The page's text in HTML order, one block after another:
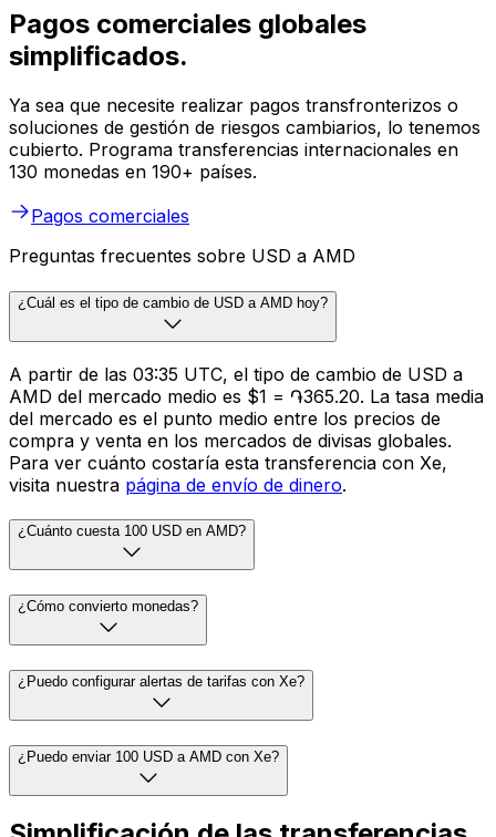
Pagos comerciales globales
simplificados.
Ya sea que necesite realizar pagos transfronterizos o
soluciones de gestión de riesgos cambiarios, lo tenemos
cubierto. Programa transferencias internacionales en
130 monedas en 190+ países.
Pagos comerciales
Preguntas frecuentes sobre USD a AMD
¿Cuál es el tipo de cambio de USD a AMD hoy?
A partir de las 03:35 UTC, el tipo de cambio de USD a
AMD del mercado medio es $1 = ֏365.20. La tasa media
del mercado es el punto medio entre los precios de
compra y venta en los mercados de divisas globales.
Para ver cuánto costaría esta transferencia con Xe,
visita nuestra página de envío de dinero.
¿Cuánto cuesta 100 USD en AMD?
¿Cómo convierto monedas?
¿Puedo configurar alertas de tarifas con Xe?
¿Puedo enviar 100 USD a AMD con Xe?